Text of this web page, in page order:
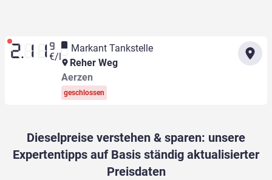
2.11 9
€/l
Markant Tankstelle
Reher Weg
Aerzen
geschlossen
Dieselpreise verstehen & sparen: unsere
Expertentipps auf Basis ständig aktualisierter
Preisdaten